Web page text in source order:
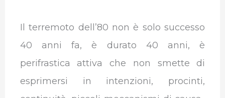
Il terremoto dell’80 non è solo successo
40 anni fa, è durato 40 anni, è
perifrastica attiva che non smette di
esprimersi in intenzioni, procinti,